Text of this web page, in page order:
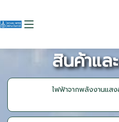
สินค้าแล
ไฟฟ้าจากพลังงานแส